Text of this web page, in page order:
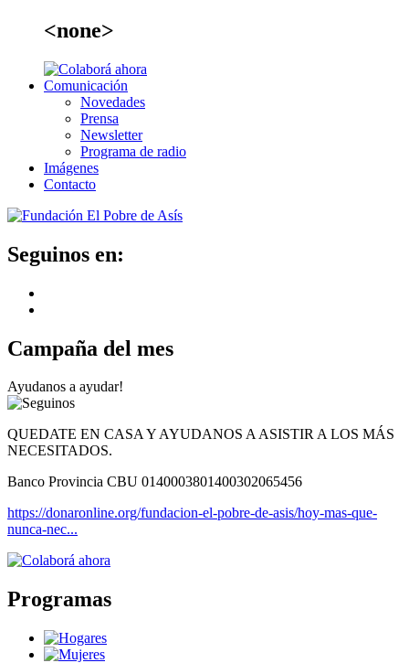
<none>
Comunicación
Novedades
Prensa
Newsletter
Programa de radio
Imágenes
Contacto
Seguinos en:
Campaña del mes
Ayudanos a ayudar!
QUEDATE EN CASA Y AYUDANOS A ASISTIR A LOS MÁS
NECESITADOS.
Banco Provincia CBU 0140003801400302065456
https://donaronline.org/fundacion-el-pobre-de-asis/hoy-mas-que-
nunca-nec...
Programas